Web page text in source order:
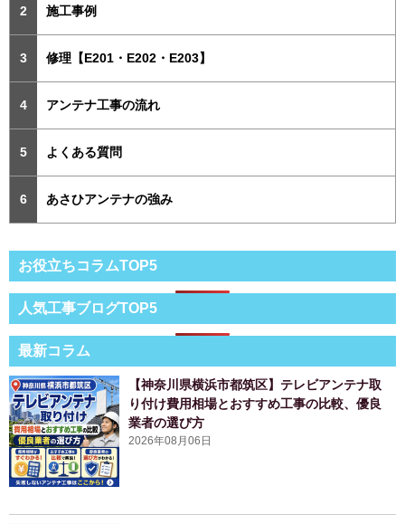
施工事例
修理【E201・E202・E203】
アンテナ工事の流れ
よくある質問
あさひアンテナの強み
お役立ちコラムTOP5
人気工事ブログTOP5
最新コラム
【神奈川県横浜市都筑区】テレビアンテナ取
り付け費用相場とおすすめ工事の比較、優良
業者の選び方
2026年08月06日